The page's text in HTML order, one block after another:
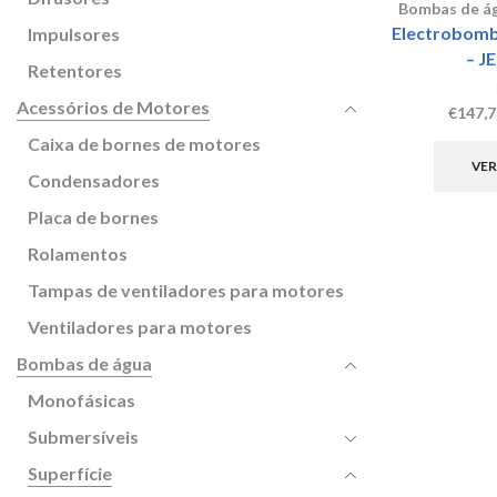
Bombas de
–
€
Impulsores
Retentores
Acessórios de Motores
Caixa de bornes de motores
Condensadores
Placa de bornes
Rolamentos
Tampas de ventiladores para motores
Ventiladores para motores
Bombas de água
Monofásicas
Submersíveis
Superfície